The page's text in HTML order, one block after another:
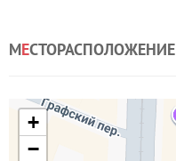
МЕСТОРАСПОЛОЖЕНИЕ
+
−